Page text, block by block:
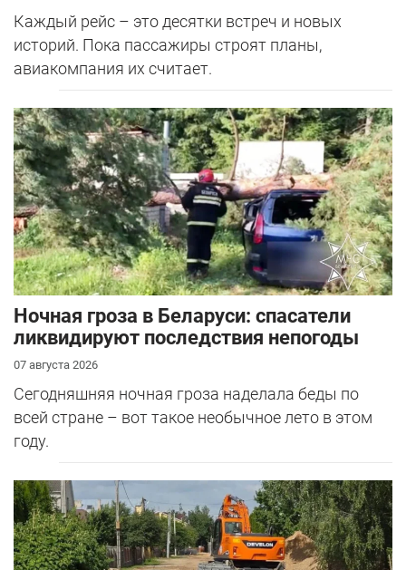
Каждый рейс – это десятки встреч и новых
историй. Пока пассажиры строят планы,
авиакомпания их считает.
Ночная гроза в Беларуси: спасатели
ликвидируют последствия непогоды
07 августа 2026
Сегодняшняя ночная гроза наделала беды по
всей стране – вот такое необычное лето в этом
году.